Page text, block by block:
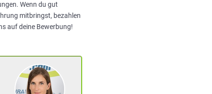
Wenn du gut
mitbringst, bezahlen
auf deine Bewerbung!